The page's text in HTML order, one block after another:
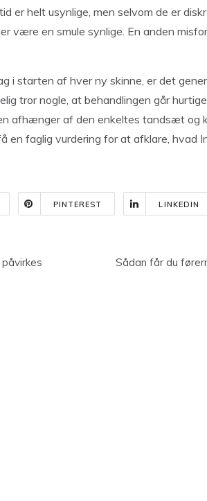
er helt usynlige, men selvom de er
være en smule synlige. En anden
i starten af hver ny skinne, er det
tror nogle, at behandlingen går
afhænger af den enkeltes tandsæt og
en faglig vurdering for at afklare, hvad
PINTEREST LINKEDIN
Sådan får du